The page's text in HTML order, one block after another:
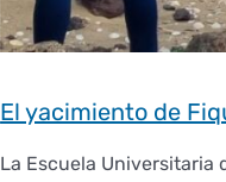
El yacimiento de
La Escuela Universitaria